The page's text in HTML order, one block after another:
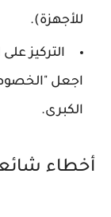
للأجهزة).
التركيز
اجعل
الكبرى.
أخطاء